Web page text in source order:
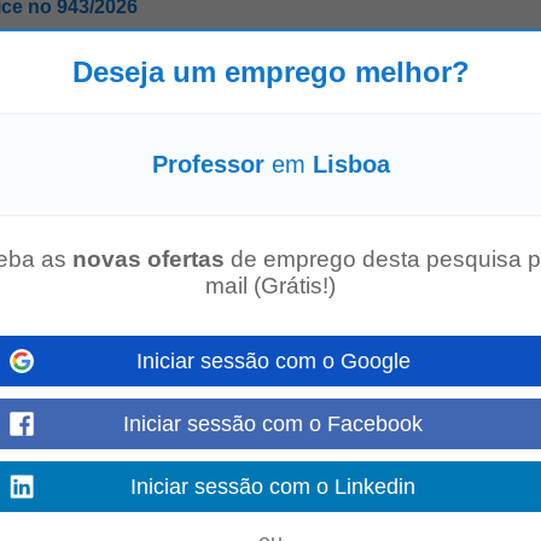
no 943/2026
Recursos Humanos Research Field Mathematics » Other Researcher
3 Sep 2026 - 23:59...
1.º ciclo, procura
educação básica...
no 969/2026
Recursos Humanos Research Field Physics » Other Researcher Profile
2026 - 23:59 (Europe/Lisbon)...
Mostre mais
Deseja um emprego melhor?
Professorem Lisboa
as novas ofertas de emprego desta pesquisa
mail (Grátis!)
Iniciar sessão com o Google
Iniciar sessão com o Facebook
Iniciar sessão com o Linkedin